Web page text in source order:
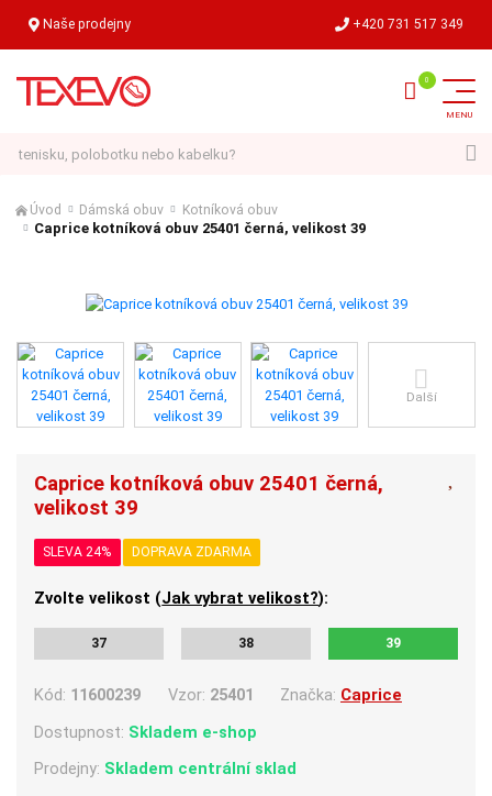
Naše prodejny +420 731 517 349
Úvod Dámská obuv Kotníková obuv
Caprice kotníková obuv 25401 černá, velikost 39
Další
Caprice kotníková obuv 25401 černá,
velikost 39
SLEVA 24% DOPRAVA ZDARMA
Zvolte velikost (Jak vybrat velikost?):
37 38 39
Kód: 11600239 Vzor: 25401 Značka: Caprice
Dostupnost: Skladem e-shop
Prodejny: Skladem centrální sklad